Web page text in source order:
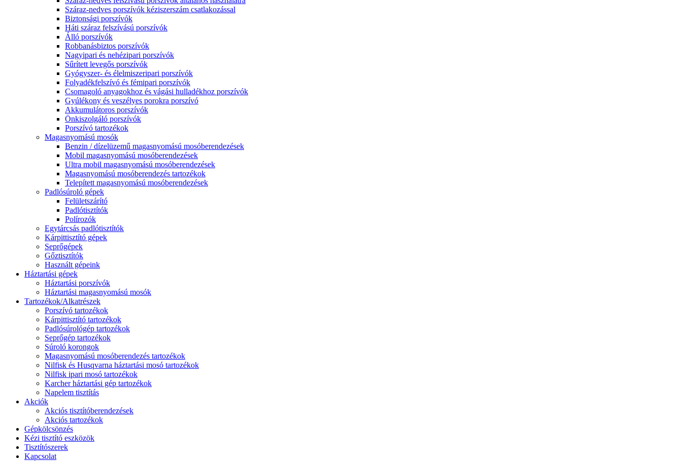
Száraz-nedves porszívók kéziszerszám csatlakozással
Biztonsági porszívók
Háti száraz felszívású porszívók
Álló porszívók
Robbanásbiztos porszívók
Nagyipari és nehézipari porszívók
Sűrített levegős porszívók
Gyógyszer- és élelmiszeripari porszívók
Folyadékfelszívó és fémipari porszívók
Csomagoló anyagokhoz és vágási hulladékhoz porszívók
Gyúlékony és veszélyes porokra porszívó
Akkumulátoros porszívók
Önkiszolgáló porszívók
Porszívó tartozékok
Magasnyomású mosók
Benzin / dízelüzemű magasnyomású mosóberendezések
Mobil magasnyomású mosóberendezések
Ultra mobil magasnyomású mosóberendezések
Magasnyomású mosóberendezés tartozékok
Telepített magasnyomású mosóberendezések
Padlósúroló gépek
Felületszárító
Padlótisztítók
Polírozók
Egytárcsás padlótisztítók
Kárpittisztító gépek
Seprőgépek
Gőztisztítók
Használt gépeink
Háztartási gépek
Háztartási porszívók
Háztartási magasnyomású mosók
Tartozékok/Alkatrészek
Porszívó tartozékok
Kárpittisztító tartozékok
Padlósúrológép tartozékok
Seprőgép tartozékok
Súroló korongok
Magasnyomású mosóberendezés tartozékok
Nilfisk és Husqvarna háztartási mosó tartozékok
Nilfisk ipari mosó tartozékok
Karcher háztartási gép tartozékok
Napelem tisztítás
Akciók
Akciós tisztítóberendezések
Akciós tartozékok
Gépkölcsönzés
Kézi tisztító eszközök
Tisztítószerek
Kapcsolat